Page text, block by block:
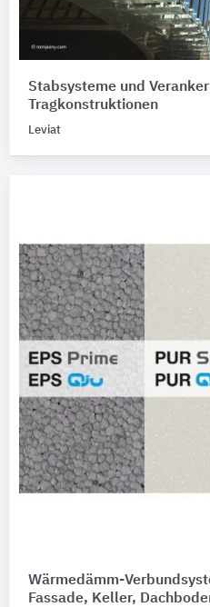
Stabsysteme und
Tragkonstruktionen
Leviat
Wärmedämm-
Fassade, Keller,